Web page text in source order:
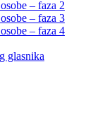
– faza 2
– faza 3
– faza 4
glasnika